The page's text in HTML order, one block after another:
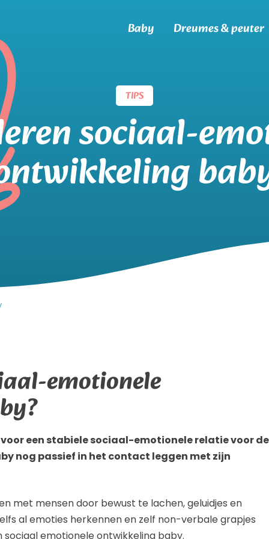
Baby Dreumes & peuter
TIPS
sociaal-
emotionele
een stabiele sociaal-emotionele relatie voor de
nog passief in het contact leggen met zijn
met mensen door bewust te lachen, geluidjes en
al emoties herkennen en zelf non-verbale grapjes
emotionele ontwikkeling baby.